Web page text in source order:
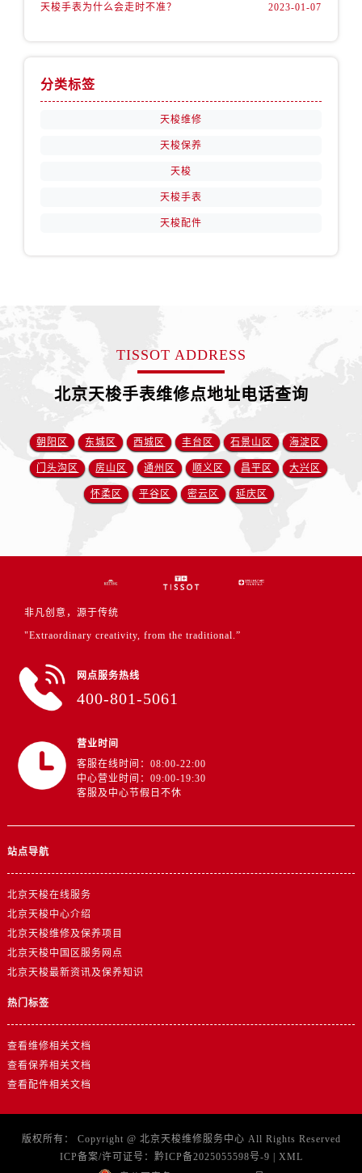
天梭手表为什么会走时不准？ 2023-01-07
分类标签
天梭维修
天梭保养
天梭
天梭手表
天梭配件
TISSOT ADDRESS
北京天梭手表维修点地址电话查询
朝阳区 东城区 西城区 丰台区 石景山区 海淀区
门头沟区 房山区 通州区 顺义区 昌平区 大兴区
怀柔区 平谷区 密云区 延庆区
非凡创意，源于传统
"Extraordinary creativity, from the traditional.”
网点服务热线
400-801-5061
营业时间
客服在线时间：08:00-22:00
中心营业时间：09:00-19:30
客服及中心节假日不休
站点导航
北京天梭在线服务
北京天梭中心介绍
北京天梭维修及保养项目
北京天梭中国区服务网点
北京天梭最新资讯及保养知识
热门标签
查看维修相关文档
查看保养相关文档
查看配件相关文档
版权所有： Copyright @ 北京天梭维修服务中心 All Rights Reserved
ICP备案/许可证号： 黔ICP备2025055598号-9
XML